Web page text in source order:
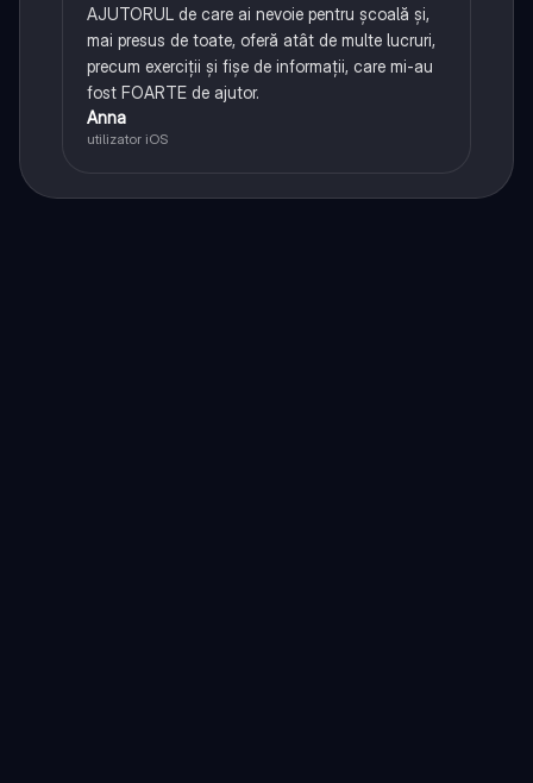
AJUTORUL de care ai nevoie pentru școală și,
mai presus de toate, oferă atât de multe lucruri,
precum exerciții și fișe de informații, care mi-au
fost FOARTE de ajutor.
Anna
utilizator iOS